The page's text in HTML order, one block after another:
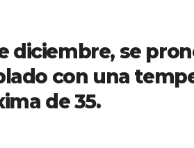
diciembre, se
con una
de 35.